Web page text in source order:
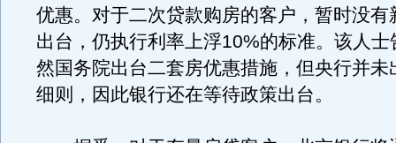
优惠。对于二次贷款购房的客户，暂时没有
出台，仍执行利率上浮10%的标准。该人士
然国务院出台二套房优惠措施，但央行并未
细则，因此银行还在等待政策出台。